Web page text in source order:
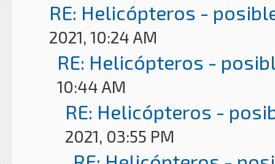
RE: Helicópteros -
2021, 10:24 AM
RE: Helicópteros -
10:44 AM
RE: Helicópteros -
2021, 03:55 PM